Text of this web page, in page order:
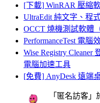
[下載] WinRAR 壓縮
UltraEdit 純文字、程
OCCT 燒機測試軟體
PerformanceTest 電
Wise Registry Cleaner
電腦加速工具
[免費] AnyDesk 遠端
「 匿名訪客 」